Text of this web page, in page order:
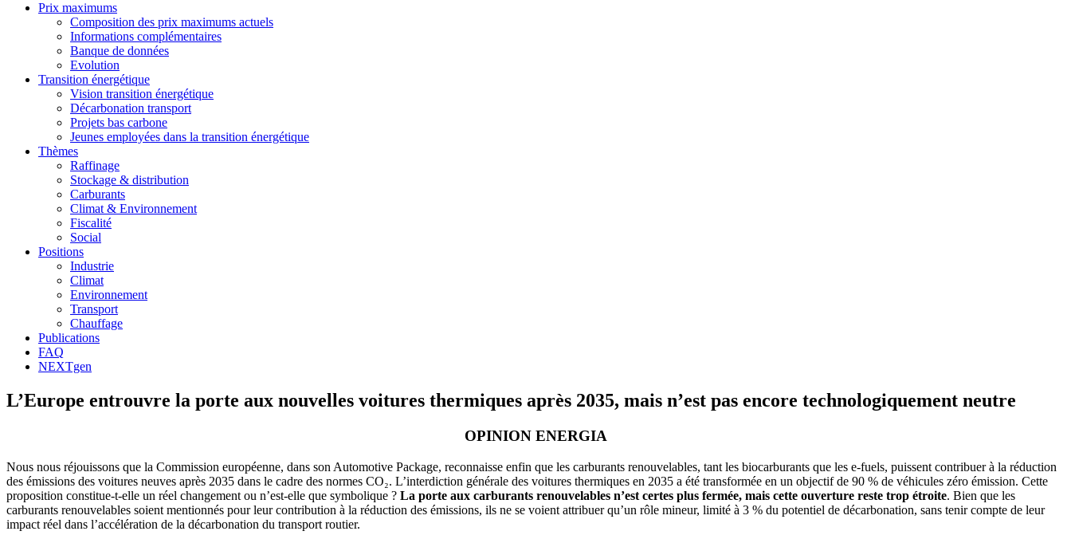
Prix maximums
Composition des prix maximums actuels
Informations complémentaires
Banque de données
Evolution
Transition énergétique
Vision transition énergétique
Décarbonation transport
Projets bas carbone
Jeunes employées dans la transition énergétique
Thèmes
Raffinage
Stockage & distribution
Carburants
Climat & Environnement
Fiscalité
Social
Positions
Industrie
Climat
Environnement
Transport
Chauffage
Publications
FAQ
NEXTgen
L’Europe entrouvre la porte aux nouvelles voitures thermiques après 2035, mais n’est pas encore technologiquement neutre
OPINION ENERGIA
Nous nous réjouissons que la Commission européenne, dans son Automotive Package, reconnaisse enfin que les carburants renouvelables, tant les biocarburants que les e-fuels, puissent contribuer à la réduction
des émissions des voitures neuves après 2035 dans le cadre des normes CO₂. L’interdiction générale des voitures thermiques en 2035 a été transformée en un objectif de 90 % de véhicules zéro émission. Cette
proposition constitue-t-elle un réel changement ou n’est-elle que symbolique ? La porte aux carburants renouvelables n’est certes plus fermée, mais cette ouverture reste trop étroite. Bien que les
carburants renouvelables soient mentionnés pour leur contribution à la réduction des émissions, ils ne se voient attribuer qu’un rôle mineur, limité à 3 % du potentiel de décarbonation, sans tenir compte de leur
impact réel dans l’accélération de la décarbonation du transport routier.